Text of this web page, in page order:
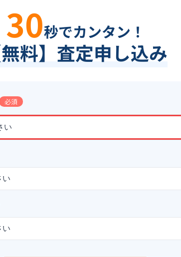
30秒でカンタン！
無料】査定申し込み
必須
い
い
い